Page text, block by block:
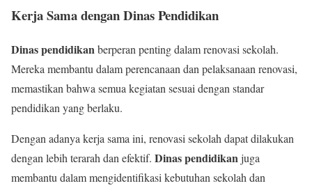
Kerja Sama dengan Dinas Pendidikan
Dinas pendidikanberperan penting dalam renovasi sekolah.
Mereka membantu dalam perencanaan dan pelaksanaan renovasi,
memastikan bahwa semua kegiatan sesuai dengan standar
pendidikan yang berlaku.
Dengan adanya kerja sama ini, renovasi sekolah dapat dilakukan
dengan lebih terarah dan efektif. Dinas pendidikanjuga
membantu dalam mengidentifikasi kebutuhan sekolah dan